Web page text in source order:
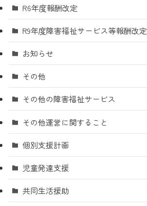
R6年度報酬改定
R9年度障害福祉サービス等報酬改定
お知らせ
その他
その他の障害福祉サービス
その他運営に関すること
個別支援計画
児童発達支援
共同生活援助